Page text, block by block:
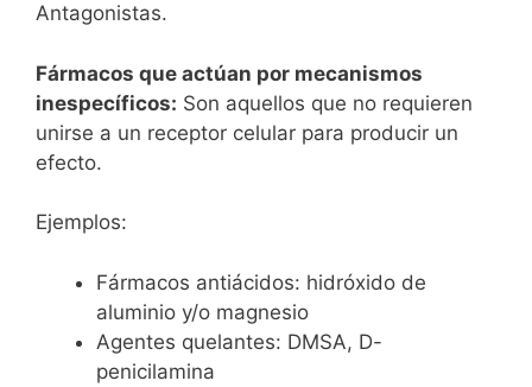
Antagonistas.
Fármacos que actúan por mecanismos
inespecíficos: Son aquellos que no requieren
unirse a un receptor celular para producir un
efecto.
Ejemplos:
Fármacos antiácidos: hidróxido de
aluminio y/o magnesio
Agentes quelantes: DMSA, D-
penicilamina